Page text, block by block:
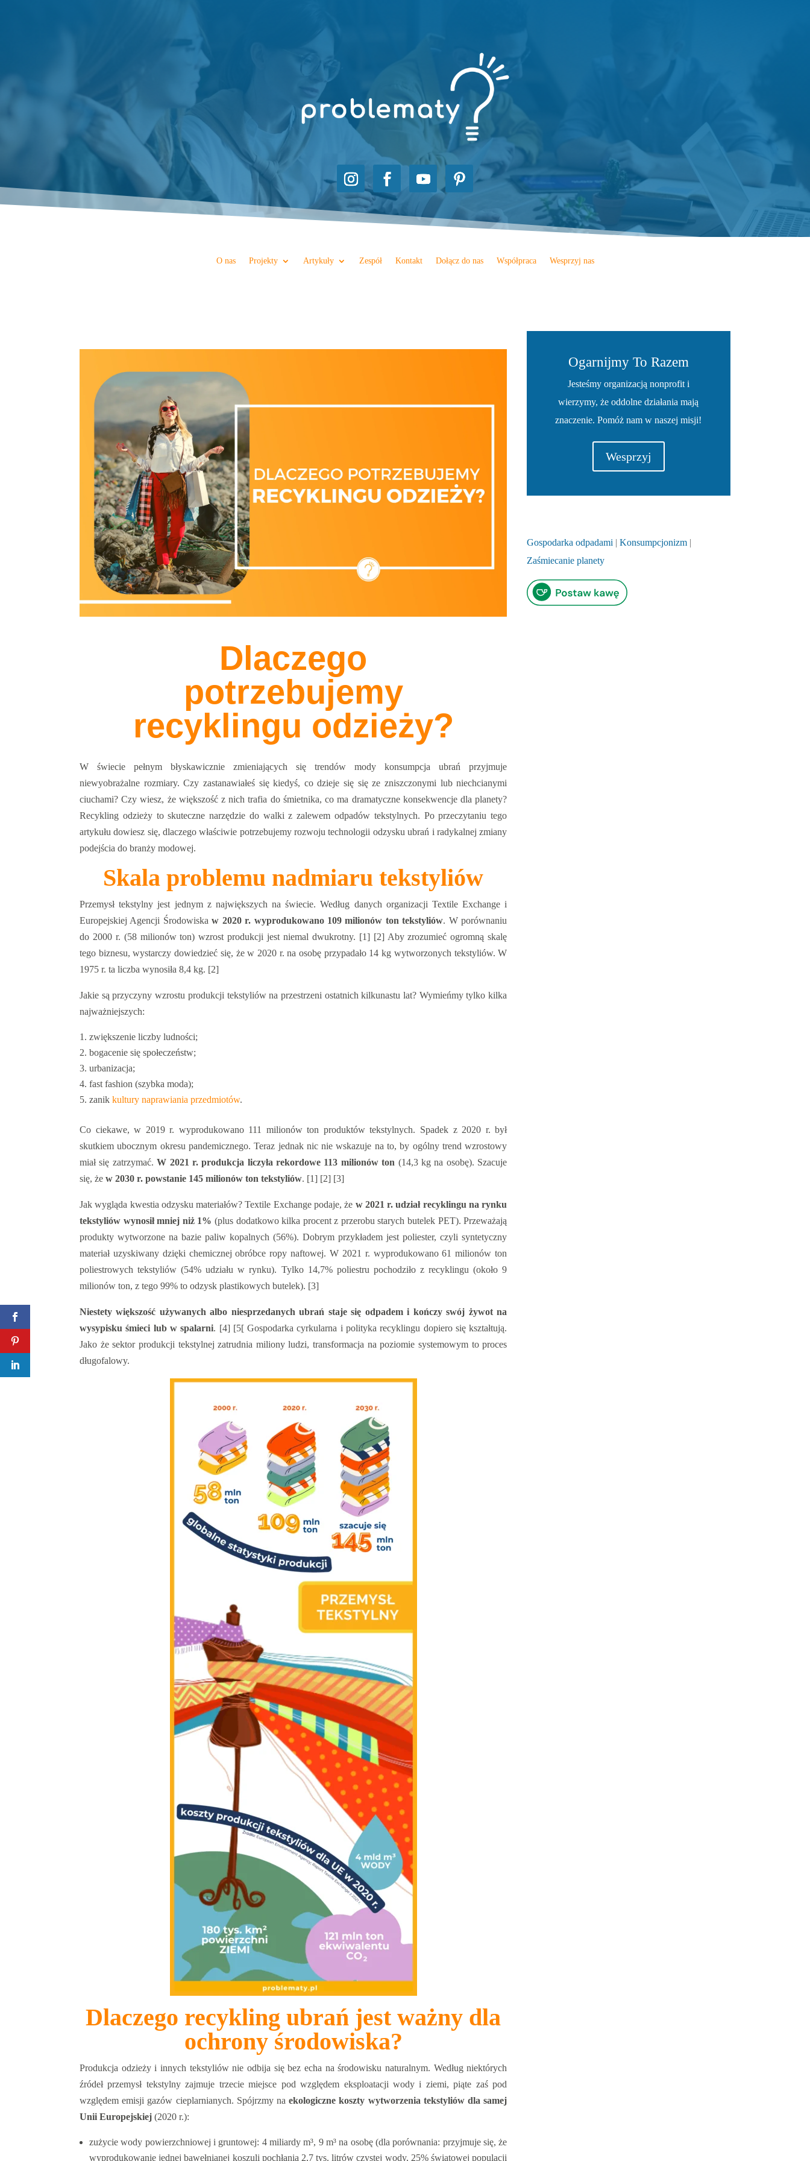
O nas Projekty Artykuły Zespół Kontakt Dołącz do nas Współpraca Wesprzyj nas
Dlaczego
potrzebujemy
recyklingu odzieży?
W świecie pełnym błyskawicznie zmieniających się trendów mody konsumpcja ubrań przyjmuje
niewyobrażalne rozmiary. Czy zastanawiałeś się kiedyś, co dzieje się się ze zniszczonymi lub niechcianymi
ciuchami? Czy wiesz, że większość z nich trafia do śmietnika, co ma dramatyczne konsekwencje dla planety?
Recykling odzieży to skuteczne narzędzie do walki z zalewem odpadów tekstylnych. Po przeczytaniu tego
artykułu dowiesz się, dlaczego właściwie potrzebujemy rozwoju technologii odzysku ubrań i radykalnej zmiany
podejścia do branży modowej.
Skala problemu nadmiaru tekstyliów
Przemysł tekstylny jest jednym z największych na świecie. Według danych organizacji Textile Exchange i
Europejskiej Agencji Środowiskaw 2020 r. wyprodukowano 109 milionów ton tekstyliów. W porównaniu
do 2000 r. (58 milionów ton) wzrost produkcji jest niemal dwukrotny. [1] [2] Aby zrozumieć ogromną skalę
tego biznesu, wystarczy dowiedzieć się, że w 2020 r. na osobę przypadało 14 kg wytworzonych tekstyliów. W
1975 r. ta liczba wynosiła 8,4 kg. [2]
Jakie są przyczyny wzrostu produkcji tekstyliów na przestrzeni ostatnich kilkunastu lat? Wymieńmy tylko kilka
najważniejszych:
zwiększenie liczby ludności;
bogacenie się społeczeństw;
urbanizacja;
fast fashion (szybka moda);
zanik kultury naprawiania przedmiotów.
Co ciekawe, w 2019 r. wyprodukowano 111 milionów ton produktów tekstylnych. Spadek z 2020 r. był
skutkiem ubocznym okresu pandemicznego. Teraz jednak nic nie wskazuje na to, by ogólny trend wzrostowy
miał się zatrzymać. W 2021 r. produkcja liczyła rekordowe 113 milionów ton (14,3 kg na osobę). Szacuje
się, że w 2030 r. powstanie 145 milionów ton tekstyliów. [1] [2] [3]
Jak wygląda kwestia odzysku materiałów? Textile Exchange podaje, że w 2021 r. udział recyklingu na rynku
tekstyliów wynosił mniej niż 1% (plus dodatkowo kilka procent z przerobu starych butelek PET). Przeważają
produkty wytworzone na bazie paliw kopalnych (56%). Dobrym przykładem jest poliester, czyli syntetyczny
materiał uzyskiwany dzięki chemicznej obróbce ropy naftowej. W 2021 r. wyprodukowano 61 milionów ton
poliestrowych tekstyliów (54% udziału w rynku). Tylko 14,7% poliestru pochodziło z recyklingu (około 9
milionów ton, z tego 99% to odzysk plastikowych butelek). [3]
Niestety większość używanych albo niesprzedanych ubrań staje się odpadem i kończy swój żywot na
wysypisku śmieci lub w spalarni. [4] [5[ Gospodarka cyrkularna i polityka recyklingu dopiero się kształtują.
Jako że sektor produkcji tekstylnej zatrudnia miliony ludzi, transformacja na poziomie systemowym to proces
długofalowy.
Dlaczego recykling ubrań jest ważny dla
ochrony środowiska?
Produkcja odzieży i innych tekstyliów nie odbija się bez echa na środowisku naturalnym. Według niektórych
źródeł przemysł tekstylny zajmuje trzecie miejsce pod względem eksploatacji wody i ziemi, piąte zaś pod
względem emisji gazów cieplarnianych. Spójrzmy naekologiczne koszty wytworzenia tekstyliów dla samej
Unii Europejskiej (2020 r.):
zużycie wody powierzchniowej i gruntowej: 4 miliardy m³, 9 m³ na osobę (dla porównania: przyjmuje się, że
wyprodukowanie jednej bawełnianej koszuli pochłania 2,7 tys. litrów czystej wody, 25% światowej populacji
Ogarnijmy To Razem
Jesteśmy organizacją nonprofit i
wierzymy, że oddolne działania mają
znaczenie. Pomóż nam w naszej misji!
Wesprzyj
Gospodarka odpadami | Konsumpcjonizm|
Zaśmiecanie planety